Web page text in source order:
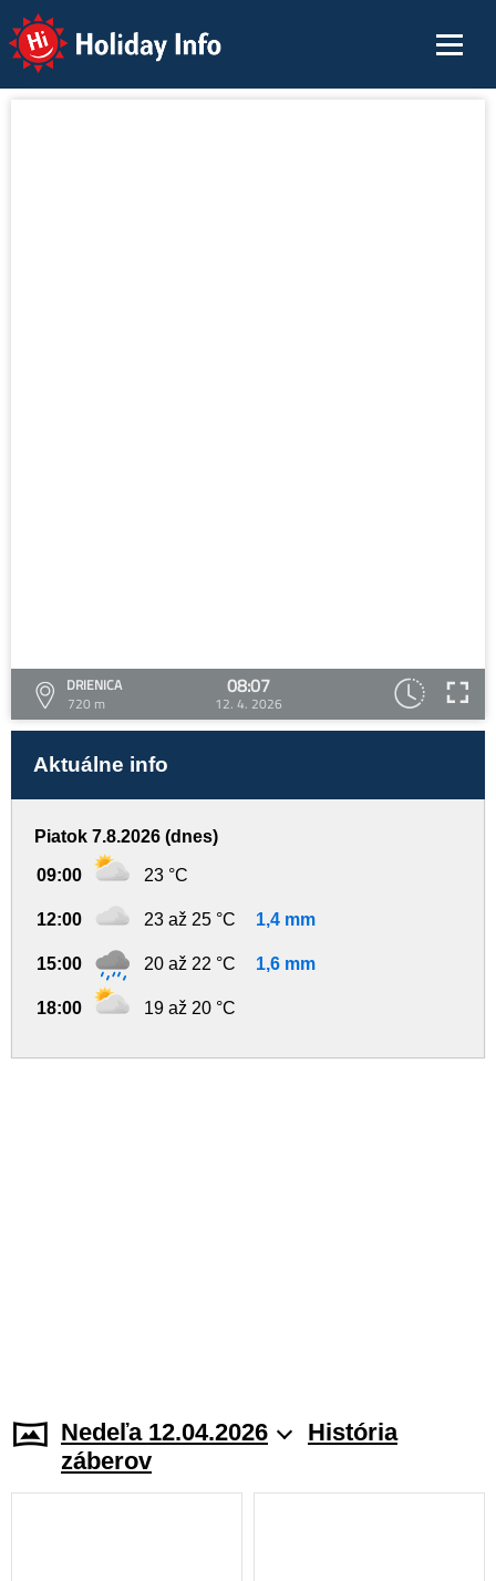
Holiday Info
DRIENICA
720 m
08:07
12. 4. 2026
Aktuálne info
Piatok 7.8.2026 (dnes)
09:00 23 °C
12:00 23 až 25 °C 1,4 mm
15:00 20 až 22 °C 1,6 mm
18:00 19 až 20 °C
Nedeľa 12.04.2026
História
záberov